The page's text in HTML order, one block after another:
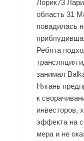
Лорик73
область 31
повадилась
Ребята
трансляция
занимал
Нягань
к
инвесторов,
эффекта на
мера и не